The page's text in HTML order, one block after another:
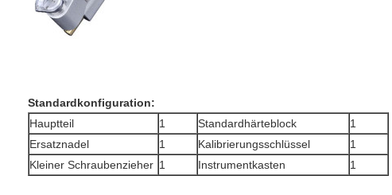
Standardkonfiguration:
Hauptteil
1 Standardhärteblock
1
Ersatznadel
1 Kalibrierungsschlüssel
1
Kleiner Schraubenzieher 1 Instrumentkasten 1